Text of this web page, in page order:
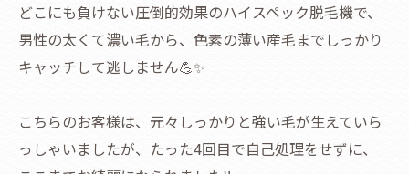
どこにも負けない圧倒的効果のハイスペック脱毛機で、
男性の太くて濃い毛から、色素の薄い産毛までしっかり
キャッチして逃しません💪✨
こちらのお客様は、元々しっかりと強い毛が生えていら
っしゃいましたが、たった4回目で自己処理をせずに、